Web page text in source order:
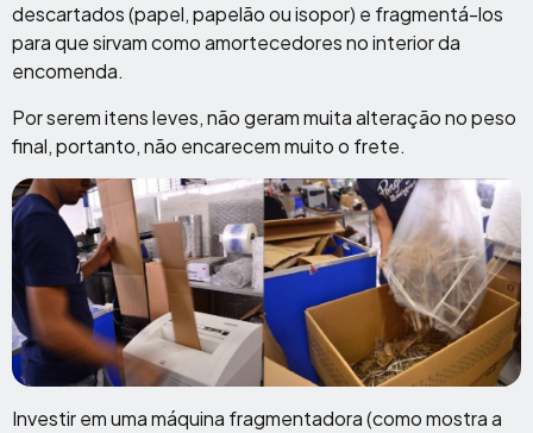
descartados (papel, papelão ou isopor) e fragmentá-los
para que sirvam como amortecedores no interior da
encomenda.
Por serem itens leves, não geram muita alteração no peso
final, portanto, não encarecem muito o frete.
Investir em uma máquina fragmentadora (como mostra a